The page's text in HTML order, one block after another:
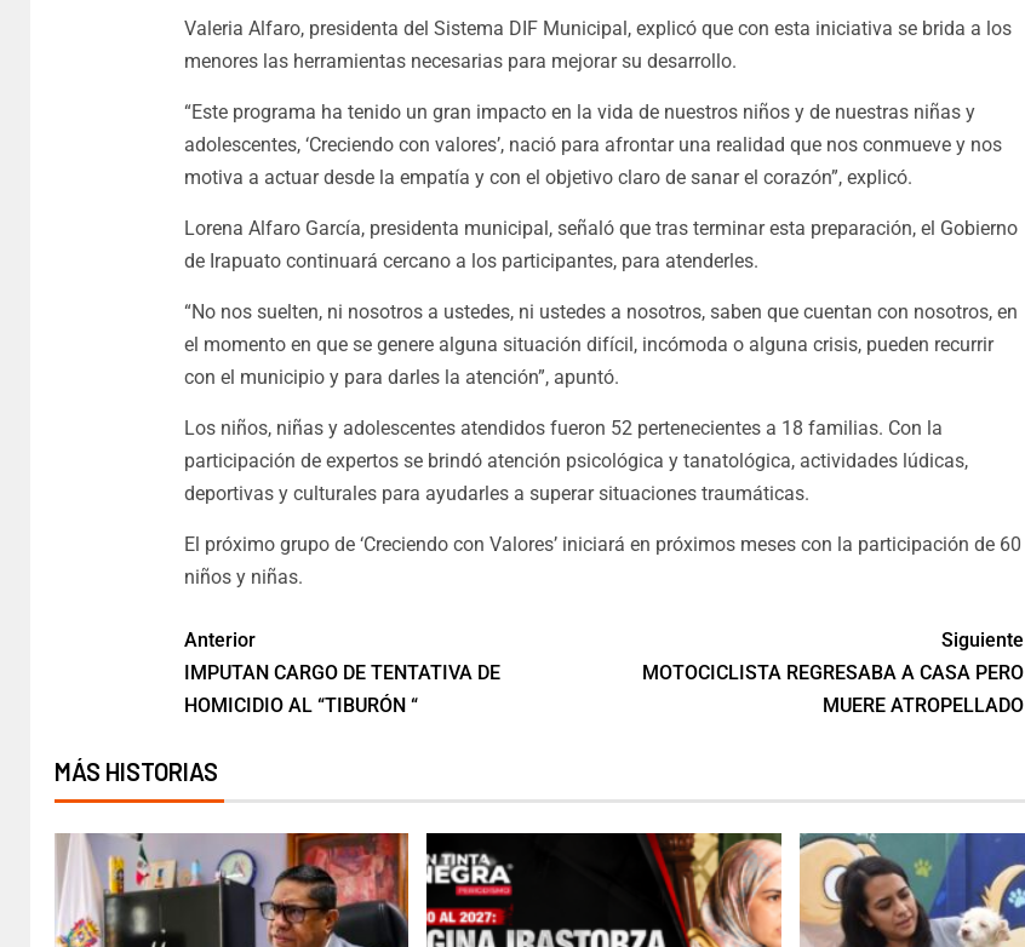
Valeria Alfaro, presidenta del Sistema DIF Municipal, explicó que con esta iniciativa se brida a los
menores las herramientas necesarias para mejorar su desarrollo.
“Este programa ha tenido un gran impacto en la vida de nuestros niños y de nuestras niñas y
adolescentes, ‘Creciendo con valores’, nació para afrontar una realidad que nos conmueve y nos
motiva a actuar desde la empatía y con el objetivo claro de sanar el corazón”, explicó.
Lorena Alfaro García, presidenta municipal, señaló que tras terminar esta preparación, el Gobierno
de Irapuato continuará cercano a los participantes, para atenderles.
“No nos suelten, ni nosotros a ustedes, ni ustedes a nosotros, saben que cuentan con nosotros, en
el momento en que se genere alguna situación difícil, incómoda o alguna crisis, pueden recurrir
con el municipio y para darles la atención”, apuntó.
Los niños, niñas y adolescentes atendidos fueron 52 pertenecientes a 18 familias. Con la
participación de expertos se brindó atención psicológica y tanatológica, actividades lúdicas,
deportivas y culturales para ayudarles a superar situaciones traumáticas.
El próximo grupo de ‘Creciendo con Valores’ iniciará en próximos meses con la participación de 60
niños y niñas.
Anterior
IMPUTAN CARGO DE TENTATIVA DE
HOMICIDIO AL “TIBURÓN “
Siguiente
MOTOCICLISTA REGRESABA A CASA PERO
MUERE ATROPELLADO
MÁS HISTORIAS